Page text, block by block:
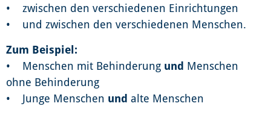
• zwischen den verschiedenen Einrichtungen
• und zwischen den verschiedenen Menschen.
Zum Beispiel:
• Menschen mit Behinderung und Menschen
ohne Behinderung
• Junge Menschen und alte Menschen